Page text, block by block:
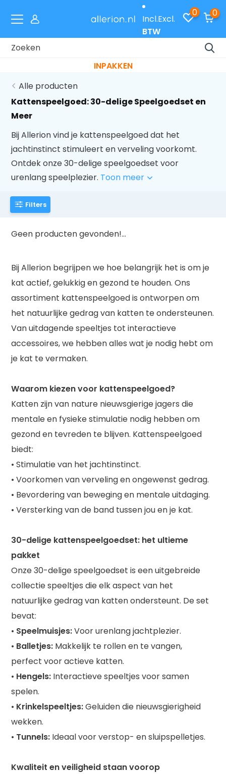
Incl.Excl.
BTW
0 0
Laat je cadeaus gratis inpakken met code
INPAKKEN
Alle producten
Kattenspeelgoed: 30-delige Speelgoedset en
Meer
Bij Allerion vind je kattenspeelgoed dat het
jachtinstinct stimuleert en verveling voorkomt.
Ontdek onze 30-delige speelgoedset voor
urenlang speelplezier. Toon meer
Filters
Geen producten gevonden!...
Bij Allerion begrijpen we hoe belangrijk het is om je
kat actief, gelukkig en gezond te houden. Ons
assortiment kattenspeelgoed is ontworpen om
het natuurlijke gedrag van katten te ondersteunen.
Van uitdagende speeltjes tot interactieve
accessoires, we hebben alles wat je nodig hebt om
je kat te vermaken.
Waarom kiezen voor kattenspeelgoed?
Katten zijn van nature nieuwsgierige jagers die
mentale en fysieke stimulatie nodig hebben om
gezond en tevreden te blijven. Kattenspeelgoed
biedt:
• Stimulatie van het jachtinstinct.
• Voorkomen van verveling en ongewenst gedrag.
• Bevordering van beweging en mentale uitdaging.
• Versterking van de band tussen jou en je kat.
30-delige kattenspeelgoedset: het ultieme
pakket
Onze 30-delige speelgoedset is een uitgebreide
collectie speeltjes die elk aspect van het
natuurlijke gedrag van katten ondersteunt. De set
bevat:
• Speelmuisjes:Voor urenlang jachtplezier.
• Balletjes: Makkelijk te rollen en te vangen,
perfect voor actieve katten.
• Hengels: Interactieve speeltjes voor samen
spelen.
• Krinkelspeeltjes:Geluiden die nieuwsgierigheid
wekken.
• Tunnels: Ideaal voor verstop- en sluipspelletjes.
Kwaliteit en veiligheid staan voorop